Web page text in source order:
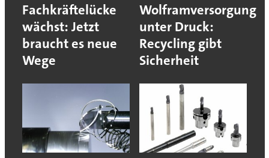
Fachkräftelücke
wächst: Jetzt
braucht es neue
Wege
Wolframversorgung
unter Druck:
Recycling gibt
Sicherheit